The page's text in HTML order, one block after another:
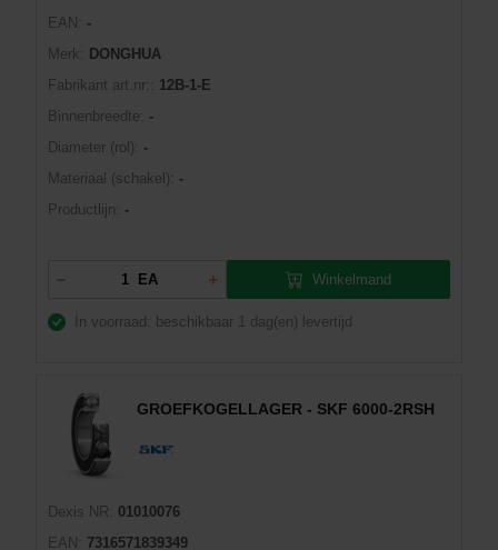
EAN:
-
Merk:
DONGHUA
Fabrikant art.nr::
12B-1-E
Binnenbreedte:
-
Diameter (rol):
-
Materiaal (schakel):
-
Productlijn:
-
EA Winkelmand
In voorraad: beschikbaar 1 dag(en) levertijd
GROEFKOGELLAGER - SKF 6000-2RSH
Dexis NR:
01010076
EAN:
7316571839349